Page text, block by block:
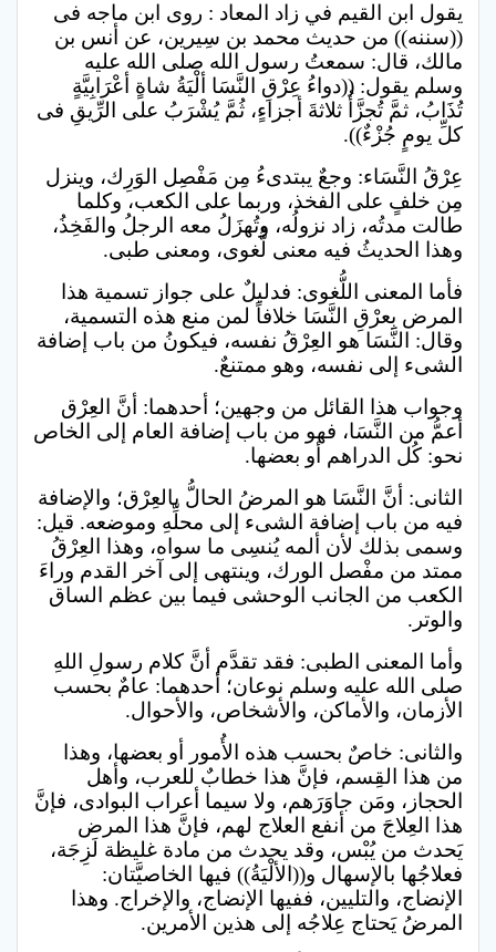
يقول ابن القيم في زاد المعاد : روى ابن ماجه فى
((سننه)) من حديث محمد بن سِيرين، عن أنس بن
مالك، قال: سمعتُ رسول الله صلى الله عليه
وسلم يقول: ((دواءُ عِرْقِ النَّسَا ألْيَةُ شاةٍ أعْرَابِيَّةٍ
تُذَابُ، ثمَّ تُجزَّأُ ثلاثةَ أجزاءٍ، ثُمَّ يُشْرَبُ على الرِّيقِ فى
كلِّ يومٍ جُزْءٌ)).
عِرْقُ النَّسَاء: وجعٌ يبتدىءُ مِن مَفْصِل الوَرِك، وينزل
مِن خلفٍ على الفخذ، وربما على الكعب، وكلما
طالت مدتُه، زاد نزولُه، وتُهزَلُ معه الرجلُ والفَخِذُ،
وهذا الحديثُ فيه معنى لُّغوى، ومعنى طبى.
فأما المعنى اللُّغوى: فدليلٌ على جواز تسمية هذا
المرض بِعرْقِ النَّسَا خلافاً لمن منع هذه التسمية،
وقال: النَّسَا هو العِرْقُ نفسه، فيكونُ من باب إضافة
الشىء إلى نفسه، وهو ممتنعٌ.
وجواب هذا القائل من وجهين؛ أحدهما: أنَّ العِرْق
أعمُّ من النَّسَا، فهو من باب إضافة العام إلى الخاص
نحو: كُل الدراهم أو بعضها.
الثانى: أنَّ النَّسَا هو المرضُ الحالُّ بالعِرْق؛ والإضافة
فيه من باب إضافة الشىء إلى محلِّهِ وموضعه. قيل:
وسمى بذلك لأن ألمه يُنسِى ما سواه، وهذا العِرْقُ
ممتد من مفْصل الورك، وينتهى إلى آخر القدم وراءَ
الكعب من الجانب الوحشى فيما بين عظم الساق
والوتر.
وأما المعنى الطبى: فقد تقدَّم أنَّ كلام رسولِ اللهِ
صلى الله عليه وسلم نوعان؛ أحدهما: عامٌ بحسب
الأزمان، والأماكن، والأشخاص، والأحوال.
والثانى: خاصٌ بحسب هذه الأُمور أو بعضها، وهذا
من هذا القِسم، فإنَّ هذا خطابٌ للعرب، وأهل
الحجاز، ومَن جاوَرَهم، ولا سيما أعراب البوادى، فإنَّ
هذا العِلاجَ من أنفع العلاج لهم، فإنَّ هذا المرض
يَحدث من يُبْس، وقد يحدث من مادة غليظة لَزِجَة،
فعلاجُها بالإسهال و((الألْيَةُ)) فيها الخاصيَّتان:
الإنضاج، والتليين، ففيها الإنضاج، والإخراج. وهذا
المرضُ يَحتاج عِلاجُه إلى هذين الأمرين.